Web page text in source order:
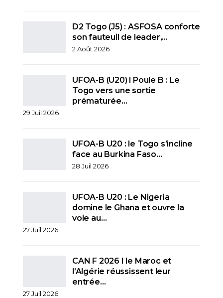
D2 Togo (J5) : ASFOSA conforte
son fauteuil de leader,…
2 Août 2026
UFOA-B (U20) l Poule B : Le
Togo vers une sortie
prématurée…
29 Juil 2026
UFOA-B U20 : le Togo s’incline
face au Burkina Faso…
28 Juil 2026
UFOA-B U20 : Le Nigeria
domine le Ghana et ouvre la
voie au…
27 Juil 2026
CAN F 2026 I le Maroc et
l’Algérie réussissent leur
entrée…
27 Juil 2026